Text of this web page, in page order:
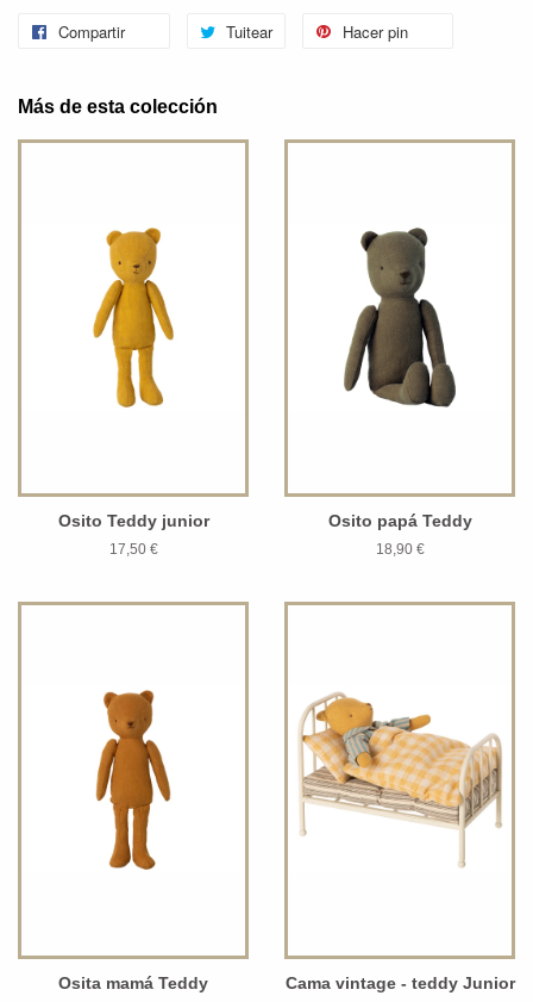
Compartir Tuitear Hacer pin
Más de esta colección
Osito Teddy junior
17,50 €
Osito papá Teddy
18,90 €
Osita mamá Teddy Cama vintage - teddy Junior